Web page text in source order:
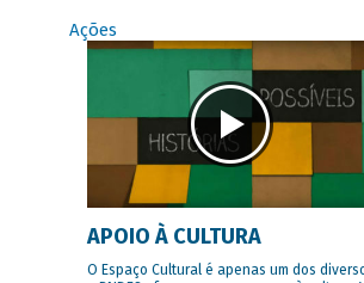
Ações
APOIO À CULTURA
O Espaço Cultural é apenas um dos